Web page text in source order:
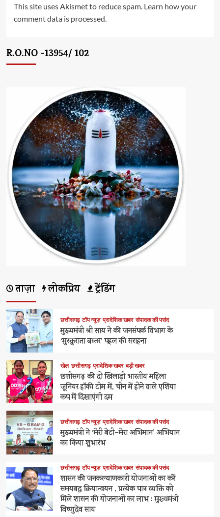
This site uses Akismet to reduce spam. Learn how your
comment data is processed.
R.O.NO -13954/ 102
ताज़ा लोकप्रिय ट्रेंडिंग
छत्तीसगढ़ टॉप न्यूज़ प्रादेशिक खबर संपादक की पसंद
मुख्यमंत्री श्री साय ने की जनसंपर्क विभाग के
‘मुस्कुराता बस्तर’ पहल की सराहना
खेल छत्तीसगढ़ प्रादेशिक खबर बड़ी खबर
छत्तीसगढ़ की दो खिलाड़ी भारतीय महिला
जूनियर हॉकी टीम में, चीन में होने वाले एशिया
कप में दिखाएंगी दम
छत्तीसगढ़ टॉप न्यूज़ प्रादेशिक खबर संपादक की पसंद
मुख्यमंत्री ने ‘मेरी बेटी–मेरा अभिमान’ अभियान
का किया शुभारंभ
छत्तीसगढ़ टॉप न्यूज़ प्रादेशिक खबर संपादक की पसंद
शासन की जनकल्याणकारी योजनाओं का करें
समयबद्ध क्रियान्वयन , प्रत्येक पात्र व्यक्ति को
मिले शासन की योजनाओं का लाभ : मुख्यमंत्री
विष्णुदेव साय